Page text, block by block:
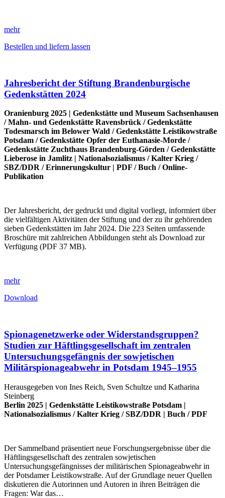
mehr
Bestellen und liefern lassen
Jahresbericht der Stiftung Brandenburgische
Gedenkstätten 2024
Oranienburg 2025 | Gedenkstätte und Museum Sachsenhausen
/Mahn- und Gedenkstätte Ravensbrück /Gedenkstätte
Todesmarsch im Belower Wald /Gedenkstätte Leistikowstraße
Potsdam /Gedenkstätte Opfer der Euthanasie-Morde /
Gedenkstätte Zuchthaus Brandenburg-Görden /Gedenkstätte
Lieberose in Jamlitz | Nationalsozialismus /Kalter Krieg /
SBZ/DDR /Erinnerungskultur | PDF /Buch /Online-
Publikation
Der Jahresbericht, der gedruckt und digital vorliegt, informiert über
die vielfältigen Aktivitäten der Stiftung und der zu ihr gehörenden
sieben Gedenkstätten im Jahr 2024. Die 223 Seiten umfassende
Broschüre mit zahlreichen Abbildungen steht als Download zur
Verfügung (PDF 37 MB).
mehr
Download
Spionagenetzwerke oder Widerstandsgruppen?
Studien zur Häftlingsgesellschaft im zentralen
Untersuchungsgefängnis der sowjetischen
Militärspionageabwehr in Potsdam 1945–1955
Herausgegeben von Ines Reich, Sven Schultze und Katharina
Steinberg
Berlin 2025 | Gedenkstätte Leistikowstraße Potsdam |
Nationalsozialismus /Kalter Krieg /SBZ/DDR | Buch /PDF
Der Sammelband präsentiert neue Forschungsergebnisse über die
Häftlingsgesellschaft des zentralen sowjetischen
Untersuchungsgefängnisses der militärischen Spionageabwehr in
der Potsdamer Leistikowstraße. Auf der Grundlage neuer Quellen
diskutieren die Autorinnen und Autoren in ihren Beiträgen die
Fragen: War das…